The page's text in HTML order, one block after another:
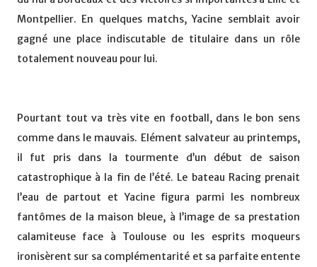
Montpellier. En quelques matchs, Yacine semblait avoir
gagné une place indiscutable de titulaire dans un rôle
totalement nouveau pour lui.
Pourtant tout va très vite en football, dans le bon sens
comme dans le mauvais. Elément salvateur au printemps,
il fut pris dans la tourmente d’un début de saison
catastrophique à la fin de l’été. Le bateau Racing prenait
l’eau de partout et Yacine figura parmi les nombreux
fantômes de la maison bleue, à l’image de sa prestation
calamiteuse face à Toulouse ou les esprits moqueurs
ironisèrent sur sa complémentarité et sa parfaite entente